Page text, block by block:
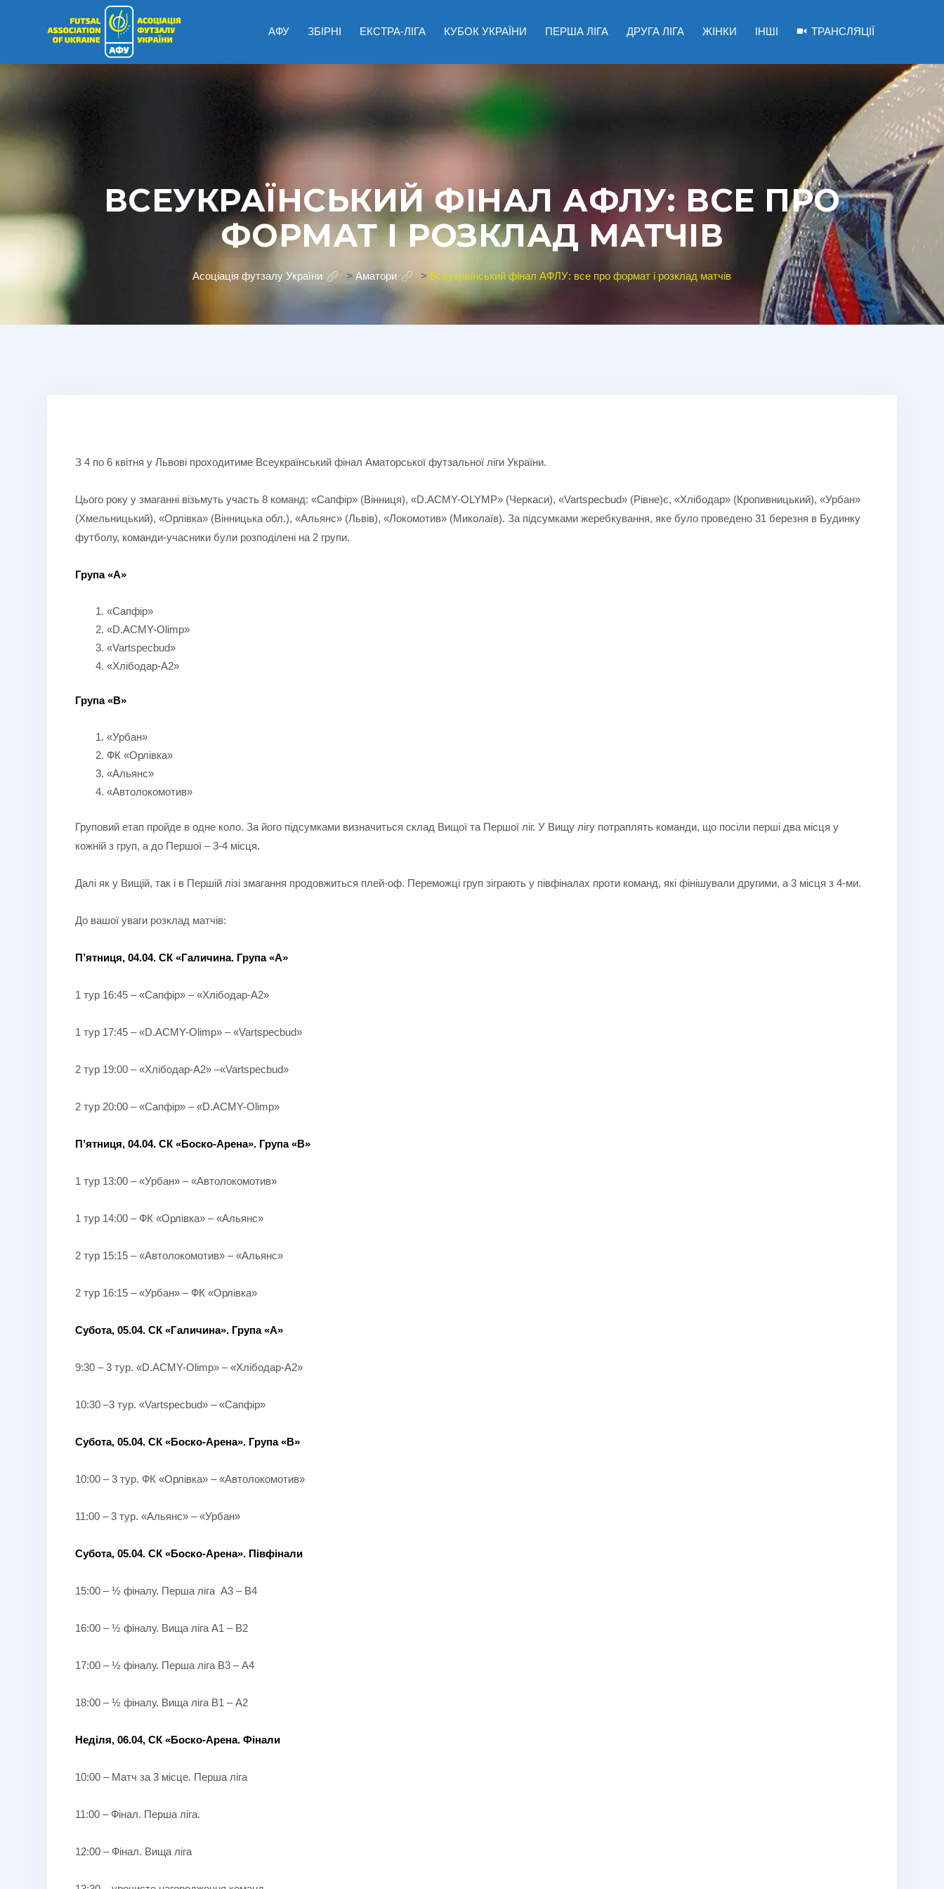
АФУ ЗБІРНІ ЕКСТРА-ЛІГА КУБОК УКРАЇНИ ПЕРША ЛІГА ДРУГА ЛІГА ЖІНКИ ІНШІ ТРАНСЛЯЦІЇ
ВСЕУКРАЇНСЬКИЙ ФІНАЛ АФЛУ: ВСЕ ПРО
ФОРМАТ І РОЗКЛАД МАТЧІВ
Асоціація футзалу України >Аматори > Всеукраїнський фінал АФЛУ: все про формат і розклад матчів
З 4 по 6 квітня у Львові проходитиме Всеукраїнський фінал Аматорської футзальної ліги України.
Цього року у змаганні візьмуть участь 8 команд: «Сапфір» (Вінниця), «D.ACMY-OLYMP» (Черкаси), «Vartspecbud» (Рівне)є, «Хлібодар» (Кропивницький), «Урбан»
(Хмельницький), «Орлівка» (Вінницька обл.), «Альянс» (Львів), «Локомотив» (Миколаїв). За підсумками жеребкування, яке було проведено 31 березня в Будинку
футболу, команди-учасники були розподілені на 2 групи.
Група «А»
«Сапфір»
«D.ACMY-Olimp»
«Vartspecbud»
«Хлібодар-А2»
Група «В»
«Урбан»
ФК «Орлівка»
«Альянс»
«Автолокомотив»
Груповий етап пройде в одне коло. За його підсумками визначиться склад Вищої та Першої ліг. У Вищу лігу потраплять команди, що посіли перші два місця у
кожній з груп, а до Першої – 3-4 місця.
Далі як у Вищій, так і в Першій лізі змагання продовжиться плей-оф. Переможці груп зіграють у півфіналах проти команд, які фінішували другими, а 3 місця з 4-ми.
До вашої уваги розклад матчів:
П’ятниця, 04.04. СК «Галичина. Група «А»
1 тур 16:45 – «Сапфір» – «Хлібодар-А2»
1 тур 17:45 – «D.ACMY-Olimp» – «Vartspecbud»
2 тур 19:00 – «Хлібодар-А2» –«Vartspecbud»
2 тур 20:00 – «Сапфір» – «D.ACMY-Olimp»
П’ятниця, 04.04. СК «Боско-Арена». Група «В»
1 тур 13:00 – «Урбан» – «Автолокомотив»
1 тур 14:00 – ФК «Орлівка» – «Альянс»
2 тур 15:15 – «Автолокомотив» – «Альянс»
2 тур 16:15 – «Урбан» – ФК «Орлівка»
Субота, 05.04. СК «Галичина». Група «А»
9:30 – 3 тур. «D.ACMY-Olimp» – «Хлібодар-А2»
10:30 –3 тур. «Vartspecbud» – «Сапфір»
Субота, 05.04. СК «Боско-Арена». Група «В»
10:00 – 3 тур. ФК «Орлівка» – «Автолокомотив»
11:00 – 3 тур. «Альянс» – «Урбан»
Субота, 05.04. СК «Боско-Арена». Півфінали
15:00 – ½ фіналу. Перша ліга А3 – В4
16:00 – ½ фіналу. Вища ліга А1 – В2
17:00 – ½ фіналу. Перша ліга В3 – А4
18:00 – ½ фіналу. Вища ліга В1 – А2
Неділя, 06.04, СК «Боско-Арена. Фінали
10:00 – Матч за 3 місце. Перша ліга
11:00 – Фінал. Перша ліга.
12:00 – Фінал. Вища ліга